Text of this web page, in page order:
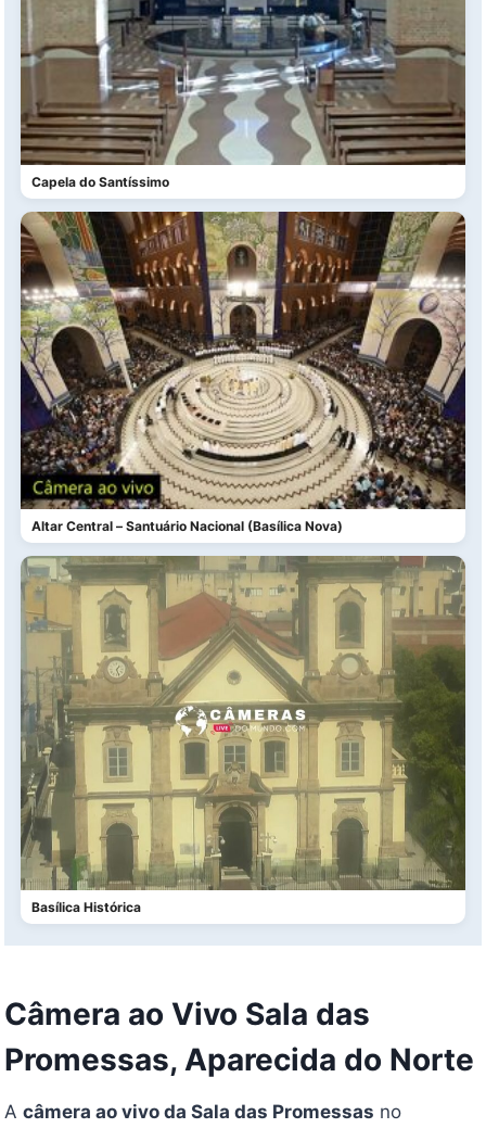
Capela do Santíssimo
Altar Central – Santuário Nacional (Basílica Nova)
Basílica Histórica
Câmera ao Vivo Sala das
Promessas, Aparecida do Norte
A câmera ao vivo da Sala das Promessas no